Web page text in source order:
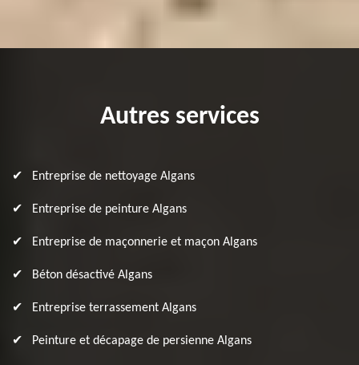
Autres services
Entreprise de nettoyage Algans
Entreprise de peinture Algans
Entreprise de maçonnerie et maçon Algans
Béton désactivé Algans
Entreprise terrassement Algans
Peinture et décapage de persienne Algans